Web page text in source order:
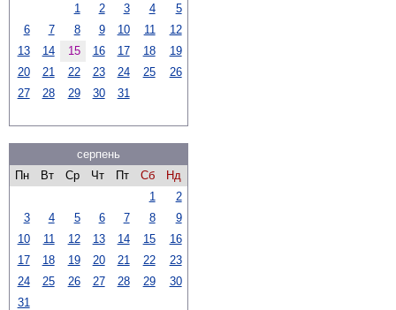
1
2 3 4
5
6
7 8 9 10 11
12
13
14 15 16 17 18
19
20
21 22 23 24 25
26
27
28 29 30 31
серпень
Пн
Вт Ср Чт Пт Сб
Нд
1
2
3
4 5 6 7 8
9
10
11 12 13 14 15
16
17
18 19 20 21 22
23
24
25 26 27 28 29
30
31